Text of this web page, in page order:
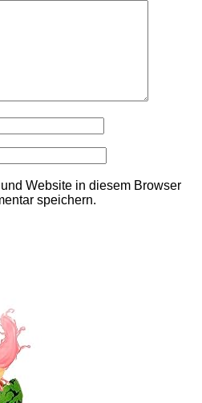
Website in diesem Browser
speichern.